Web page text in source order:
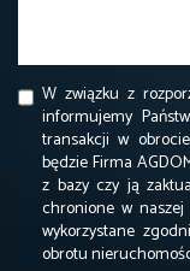
W związku z
informujemy
transakcji w
będzie Firma
z bazy czy ją
chronione w
wykorzystane
obrotu